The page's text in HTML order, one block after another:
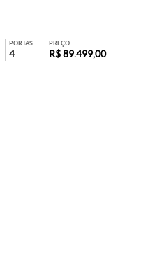
PORTAS
4
PREÇO
R$ 89.499,00